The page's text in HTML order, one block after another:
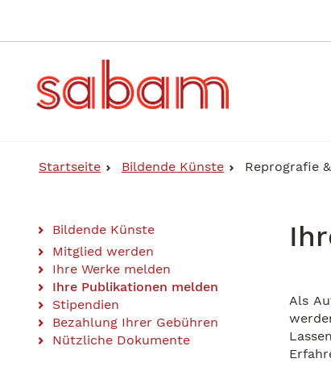
Inhalt
Startseite Bildende Künste Reprografie
Main
Content
Menu
Bildende Künste
Mitglied werden
Ihre Werke melden
Ihre Publikationen melden
Stipendien
Bezahlung Ihrer Gebühren
Nützliche Dokumente
Als